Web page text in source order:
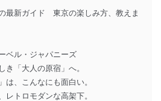
最新ガイド 東京の楽しみ方、教えま
ベル・ジャパニーズ
き「大人の原宿」へ。
は、こんなにも面白い。
レトロモダンな高架下。